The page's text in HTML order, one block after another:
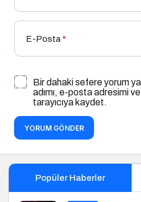
E-Posta*
Bir dahaki sefere yorum
adımı, e-posta adresimi
tarayıcıya kaydet.
YORUM GÖNDER
Popüler Haberler